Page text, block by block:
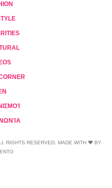
RIGHTS RESERVED. MADE WITH ❤ BY